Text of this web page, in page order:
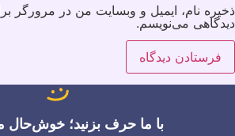
ذخیره نام، ایمیل و وبسایت من در مرورگر
دیدگاهی می‌نویسم.
با ما حرف بزنید؛